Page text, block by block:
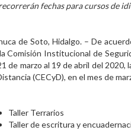
fechas para cursos de
de Soto, Hidalgo. – De
Comisión Institucional de
de marzo al 19 de abril del
(CECyD), en el mes de
Taller Terrarios
Taller de escritura y